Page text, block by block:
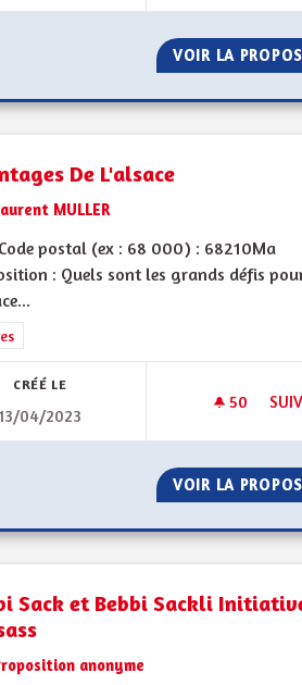
VOIR LA
De L'alsace
MULLER
postal (ex : 68 000) : 68210Ma
: Quels sont les grands défis
les résultats de la catégorie : Autres
CRÉÉ LE
04/2023
50 50
VOIR LA
Sack et Bebbi Sackli
anonyme